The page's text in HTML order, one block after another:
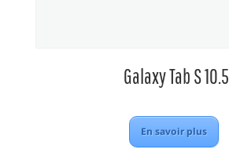
Galaxy Tab S 10.5
En savoir plus